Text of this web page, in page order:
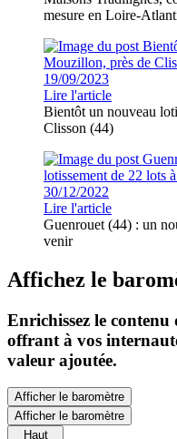
mesure en Loire-
19/09/2023
Lire l'article
Bientôt un nouveau
Clisson (44)
30/12/2022
Lire l'article
Guenrouet (44) : un
venir
Affichez le
Enrichissez le
offrant à vos
valeur ajoutée.
Afficher le baromètre
Afficher le baromètre
Haut